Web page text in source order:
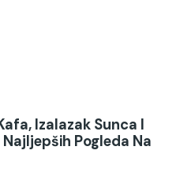
Izalazak Sunca I
Pogleda Na